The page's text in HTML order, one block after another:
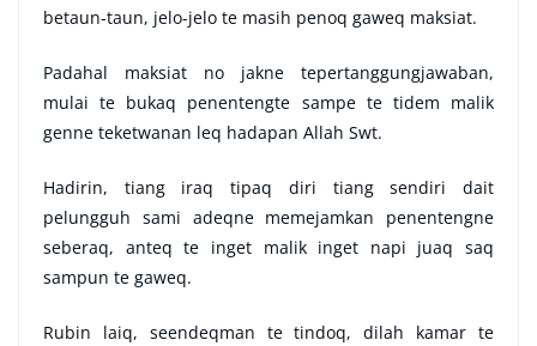
betaun-taun, jelo-jelo te masih penoq gaweq maksiat.
Padahal maksiat no jakne tepertanggungjawaban,
mulai te bukaq penentengte sampe te tidem malik
genne teketwanan leq hadapan Allah Swt.
Hadirin, tiang iraq tipaq diri tiang sendiri dait
pelungguh sami adeqne memejamkan penentengne
seberaq, anteq te inget malik inget napi juaq saq
sampun te gaweq.
Rubin laiq, seendeqman te tindoq, dilah kamar te